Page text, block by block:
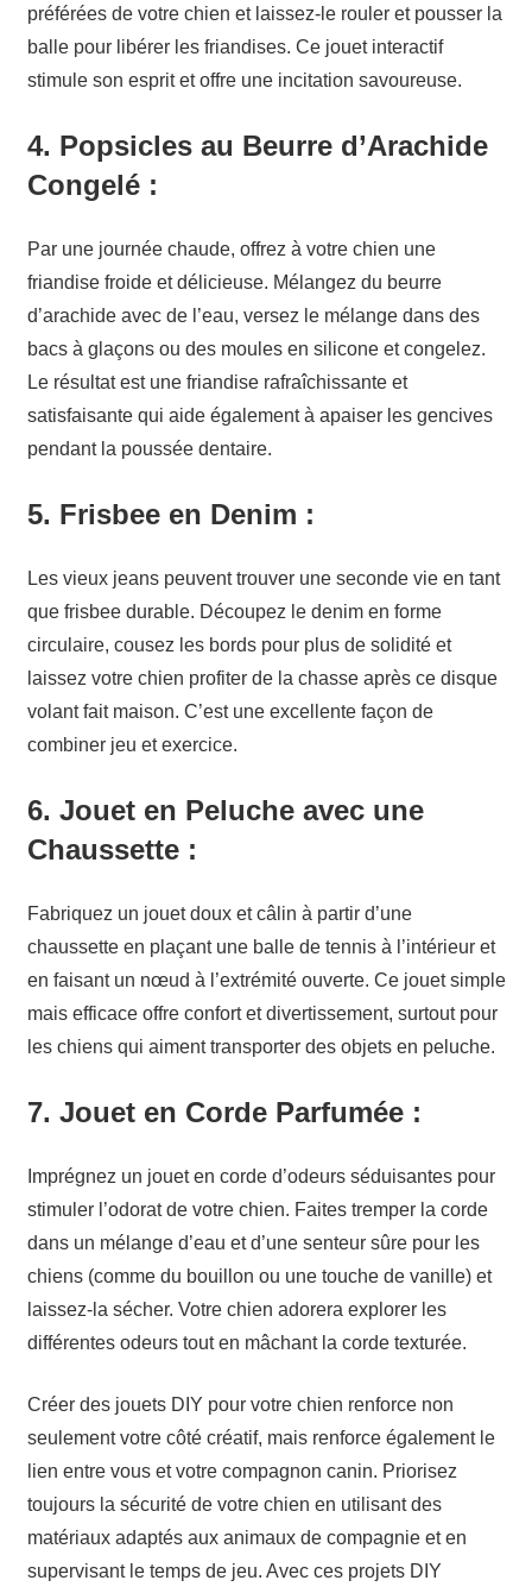
préférées de votre chien et laissez-le rouler et pousser la
balle pour libérer les friandises. Ce jouet interactif
stimule son esprit et offre une incitation savoureuse.
4. Popsicles au Beurre d’Arachide
Congelé :
Par une journée chaude, offrez à votre chien une
friandise froide et délicieuse. Mélangez du beurre
d’arachide avec de l’eau, versez le mélange dans des
bacs à glaçons ou des moules en silicone et congelez.
Le résultat est une friandise rafraîchissante et
satisfaisante qui aide également à apaiser les gencives
pendant la poussée dentaire.
5. Frisbee en Denim :
Les vieux jeans peuvent trouver une seconde vie en tant
que frisbee durable. Découpez le denim en forme
circulaire, cousez les bords pour plus de solidité et
laissez votre chien profiter de la chasse après ce disque
volant fait maison. C’est une excellente façon de
combiner jeu et exercice.
6. Jouet en Peluche avec une
Chaussette :
Fabriquez un jouet doux et câlin à partir d’une
chaussette en plaçant une balle de tennis à l’intérieur et
en faisant un nœud à l’extrémité ouverte. Ce jouet simple
mais efficace offre confort et divertissement, surtout pour
les chiens qui aiment transporter des objets en peluche.
7. Jouet en Corde Parfumée :
Imprégnez un jouet en corde d’odeurs séduisantes pour
stimuler l’odorat de votre chien. Faites tremper la corde
dans un mélange d’eau et d’une senteur sûre pour les
chiens (comme du bouillon ou une touche de vanille) et
laissez-la sécher. Votre chien adorera explorer les
différentes odeurs tout en mâchant la corde texturée.
Créer des jouets DIY pour votre chien renforce non
seulement votre côté créatif, mais renforce également le
lien entre vous et votre compagnon canin. Priorisez
toujours la sécurité de votre chien en utilisant des
matériaux adaptés aux animaux de compagnie et en
supervisant le temps de jeu. Avec ces projets DIY